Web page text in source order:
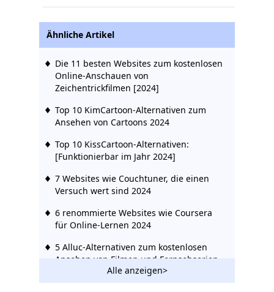
Ähnliche Artikel
Die 11 besten Websites zum kostenlosen
Online-Anschauen von
Zeichentrickfilmen [2024]
Top 10 KimCartoon-Alternativen zum
Ansehen von Cartoons 2024
Top 10 KissCartoon-Alternativen:
[Funktionierbar im Jahr 2024]
7 Websites wie Couchtuner, die einen
Versuch wert sind 2024
6 renommierte Websites wie Coursera
für Online-Lernen 2024
5 Alluc-Alternativen zum kostenlosen
Ansehen von Filmen und Fernsehserien
Alle anzeigen>